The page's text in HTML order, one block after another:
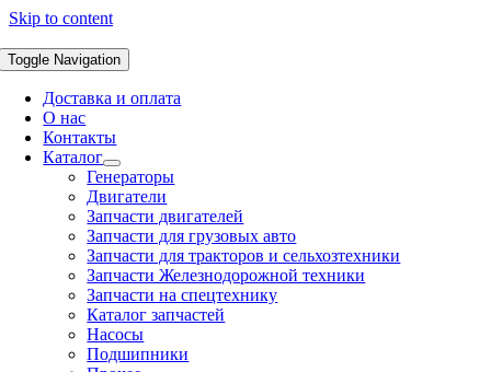
Skip to content
Toggle Navigation
Доставка и оплата
О нас
Контакты
Каталог
Генераторы
Двигатели
Запчасти двигателей
Запчасти для грузовых авто
Запчасти для тракторов и сельхозтехники
Запчасти Железнодорожной техники
Запчасти на спецтехнику
Каталог запчастей
Насосы
Подшипники